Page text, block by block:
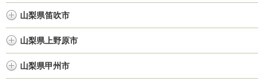
山梨県笛吹市
山梨県上野原市
山梨県甲州市